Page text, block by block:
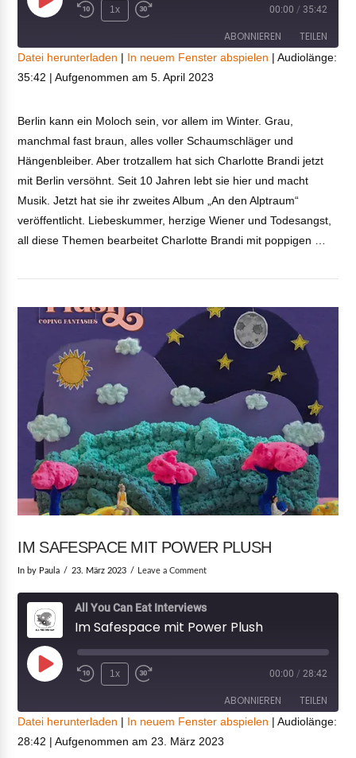
VIEW POST
Play
1x 00:00 / 35:42
ABONNIEREN TEILEN
TEILEN
LINK
Datei herunterladen | In neuem Fenster abspielen |Audiolänge:
35:42 |Aufgenommen am 5. April 2023
Berlin kann ein Moloch sein, vor allem im Winter. Grau,
manchmal fast braun, alles voller Schaumschläger und
Hängenbleiber. Aber trotzallem hat sich Charlotte Brandi jetzt
mit Berlin versöhnt. Seit 10 Jahren lebt sie hier und macht
Musik. Jetzt hat sie ihr zweites Album „An den Alptraum“
veröffentlicht. Liebeskummer, herzige Wiener und Todesangst,
all diese Themen bearbeitet Charlotte Brandi mit poppigen …
IM SAFESPACE MIT POWER PLUSH
In by Paula 23. März 2023 Leave a Comment
All You Can Eat Interviews
Im Safespace mit Power Plush
Play
1x 00:00 / 28:42
ABONNIEREN TEILEN
TEILEN
Datei herunterladen | In neuem Fenster abspielen |Audiolänge:
28:42 |Aufgenommen am 23. März 2023